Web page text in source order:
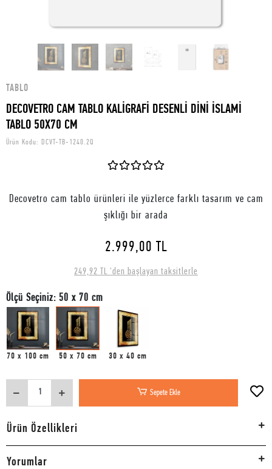
TABLO
DECOVETRO CAM TABLO KALİGRAFİ DESENLİ DİNİ İSLAMİ
TABLO 50X70 CM
Ürün Kodu: DCVT-TB-1240.2Q
Decovetro cam tablo ürünleri ile yüzlerce farklı tasarım ve cam
şıklığı bir arada
2.999,00 TL
249,92 TL 'den başlayan taksitlerle
Ölçü Seçiniz: 50 x 70 cm
70 x 100 cm 50 x 70 cm 30 x 40 cm
Sepete Ekle
Ürün Özellikleri
Yorumlar